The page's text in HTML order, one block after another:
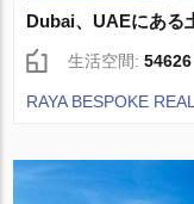
Dubai、UAEにある
生活空間:
RAYA BESPOKE